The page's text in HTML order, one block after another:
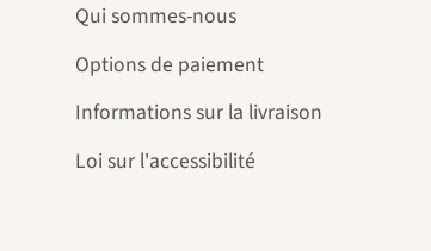
Qui sommes-nous
Options de paiement
Informations sur la livraison
Loi sur l'accessibilité